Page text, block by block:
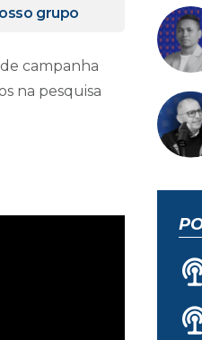
grupo
campanha
na pesquisa